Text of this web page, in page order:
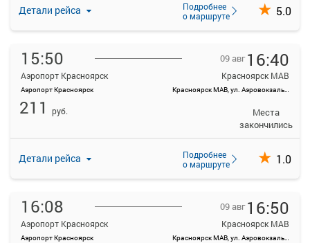
Детали рейса
Подробнее
о маршруте
5.0
15:50
Аэропорт Красноярск
Аэропорт Красноярск
09 авг 16:40
Красноярск МАВ
Красноярск МАВ, ул. Аэровокзальная, д. 22
Детали рейса
Подробнее
о маршруте
1.0
211 руб.
Места
закончились
16:08
Аэропорт Красноярск
Аэропорт Красноярск
09 авг 16:50
Красноярск МАВ
Красноярск МАВ, ул. Аэровокзальная, д. 22